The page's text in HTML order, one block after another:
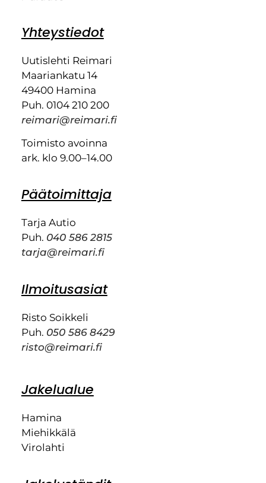
Yhteystiedot
Uutislehti Reimari
Maariankatu 14
49400 Hamina
Puh. 0104 210 200
reimari@reimari.fi
Toimisto avoinna
ark. klo 9.00–14.00
Päätoimittaja
Tarja Autio
Puh. 040 586 2815
tarja@reimari.fi
Ilmoitusasiat
Risto Soikkeli
Puh. 050 586 8429
risto@reimari.fi
Jakelualue
Hamina
Miehikkälä
Virolahti